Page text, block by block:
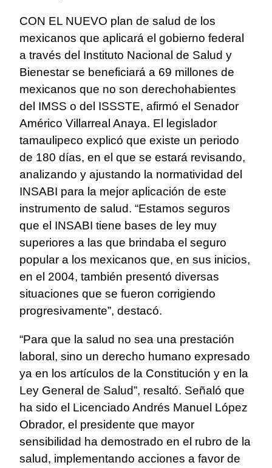
CON EL NUEVO plan de salud de los
mexicanos que aplicará el gobierno federal
a través del Instituto Nacional de Salud y
Bienestar se beneficiará a 69 millones de
mexicanos que no son derechohabientes
del IMSS o del ISSSTE, afirmó el Senador
Américo Villarreal Anaya. El legislador
tamaulipeco explicó que existe un periodo
de 180 días, en el que se estará revisando,
analizando y ajustando la normatividad del
INSABI para la mejor aplicación de este
instrumento de salud. “Estamos seguros
que el INSABI tiene bases de ley muy
superiores a las que brindaba el seguro
popular a los mexicanos que, en sus inicios,
en el 2004, también presentó diversas
situaciones que se fueron corrigiendo
progresivamente”, destacó.
“Para que la salud no sea una prestación
laboral, sino un derecho humano expresado
ya en los artículos de la Constitución y en la
Ley General de Salud”, resaltó. Señaló que
ha sido el Licenciado Andrés Manuel López
Obrador, el presidente que mayor
sensibilidad ha demostrado en el rubro de la
salud, implementando acciones a favor de